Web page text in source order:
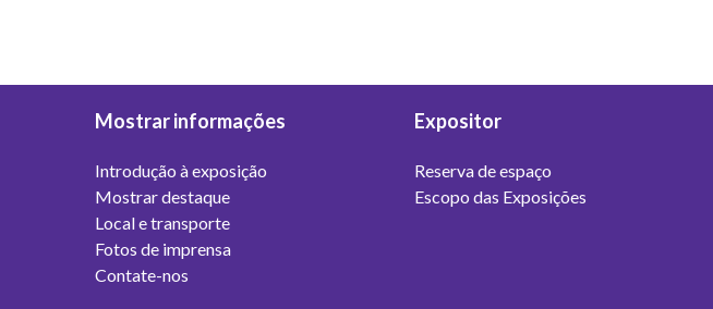
Mostrar informações
Introdução à exposição
Mostrar destaque
Local e transporte
Fotos de imprensa
Contate-nos
Expositor
Reserva de espaço
Escopo das Exposições